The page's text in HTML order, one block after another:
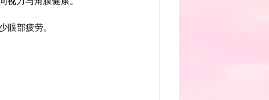
眼部疲劳。